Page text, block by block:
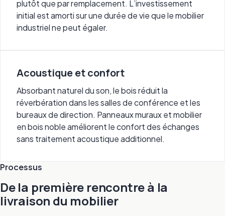
plutôt que par remplacement. L’investissement
initial est amorti sur une durée de vie que le mobilier
industriel ne peut égaler.
Acoustique et confort
Absorbant naturel du son, le bois réduit la
réverbération dans les salles de conférence et les
bureaux de direction. Panneaux muraux et mobilier
en bois noble améliorent le confort des échanges
sans traitement acoustique additionnel.
Processus
De la première rencontre à la
livraison du mobilier